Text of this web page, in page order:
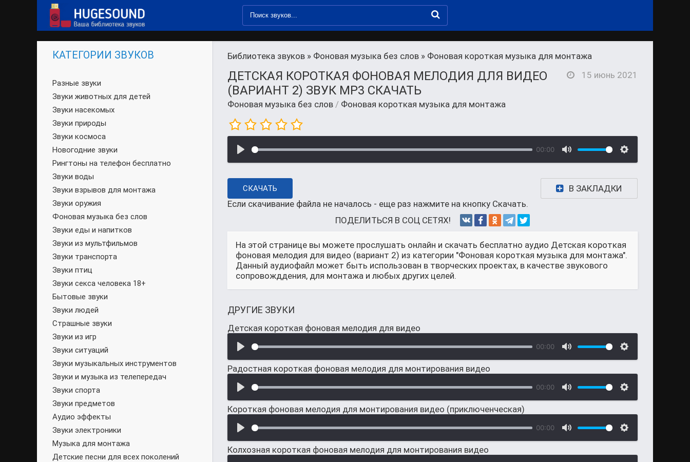
Библиотека звуков » Фоновая музыка без слов » Фоновая короткая музыка для монтажа
ДЕТСКАЯ КОРОТКАЯ ФОНОВАЯ МЕЛОДИЯ ДЛЯ ВИДЕО
(ВАРИАНТ 2) ЗВУК MP3 СКАЧАТЬ
Фоновая музыка без слов / Фоновая короткая музыка для монтажа
15 июнь 2021
00:00
СКАЧАТЬ
В ЗАКЛАДКИ
Если скачивание файла не началось - еще раз нажмите на кнопку Скачать.
ПОДЕЛИТЬСЯ В СОЦ СЕТЯХ!
На этой странице вы можете прослушать онлайн и скачать бесплатно аудио Детская короткая
фоновая мелодия для видео (вариант 2) из категории "Фоновая короткая музыка для монтажа".
Данный аудиофайл может быть использован в творческих проектах, в качестве звукового
сопровожддения, для монтажа и любых других целей.
ДРУГИЕ ЗВУКИ
Детская короткая фоновая мелодия для видео
00:00
Радостная короткая фоновая мелодия для монтирования видео
00:00
Короткая фоновая мелодия для монтирования видео (приключенческая)
00:00
Колхозная короткая фоновая мелодия для монтирования видео
КАТЕГОРИИ ЗВУКОВ
Разные звуки
Звуки животных для детей
Звуки насекомых
Звуки природы
Звуки космоса
Новогодние звуки
Рингтоны на телефон бесплатно
Звуки воды
Звуки взрывов для монтажа
Звуки оружия
Фоновая музыка без слов
Звуки еды и напитков
Звуки из мультфильмов
Звуки транспорта
Звуки птиц
Звуки секса человека 18+
Бытовые звуки
Звуки людей
Страшные звуки
Звуки из игр
Звуки ситуаций
Звуки музыкальных инструментов
Звуки и музыка из телепередач
Звуки спорта
Звуки предметов
Аудио эффекты
Звуки электроники
Музыка для монтажа
Детские песни для всех поколений